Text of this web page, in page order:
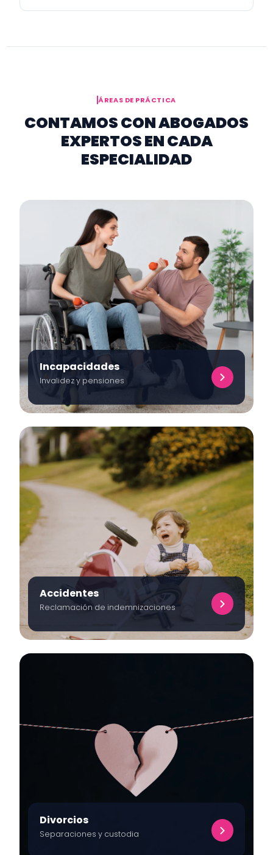
ÁREAS DE PRÁCTICA
CONTAMOS CON ABOGADOS
EXPERTOS EN CADA
ESPECIALIDAD
Incapacidades
Invalidez y pensiones
Accidentes
Reclamación de indemnizaciones
Divorcios
Separaciones y custodia